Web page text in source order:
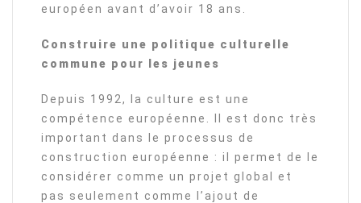
européen avant d’avoir 18 ans.
Construire une politique culturelle
commune pour les jeunes
Depuis 1992, la culture est une
compétence européenne. Il est donc très
important dans le processus de
construction européenne : il permet de le
considérer comme un projet global et
pas seulement comme l’ajout de